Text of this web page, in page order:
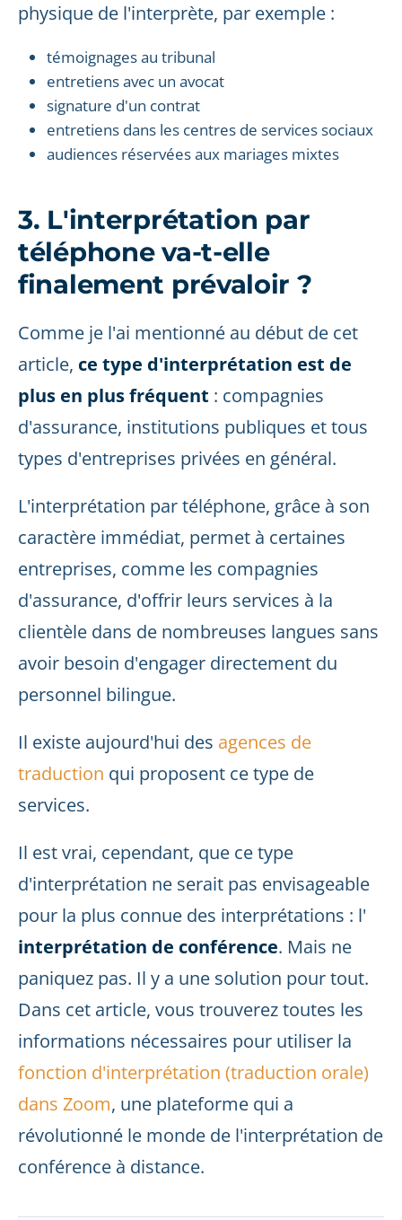
physique de l'interprète, par exemple :
témoignages au tribunal
entretiens avec un avocat
signature d'un contrat
entretiens dans les centres de services sociaux
audiences réservées aux mariages mixtes
3. L'interprétation par
téléphone va-t-elle
finalement prévaloir ?
Comme je l'ai mentionné au début de cet
article, ce type d'interprétation est de
plus en plus fréquent : compagnies
d'assurance, institutions publiques et tous
types d'entreprises privées en général.
L'interprétation par téléphone, grâce à son
caractère immédiat, permet à certaines
entreprises, comme les compagnies
d'assurance, d'offrir leurs services à la
clientèle dans de nombreuses langues sans
avoir besoin d'engager directement du
personnel bilingue.
Il existe aujourd'hui des agences de
traduction qui proposent ce type de
services.
Il est vrai, cependant, que ce type
d'interprétation ne serait pas envisageable
pour la plus connue des interprétations : l'
interprétation de conférence. Mais ne
paniquez pas. Il y a une solution pour tout.
Dans cet article, vous trouverez toutes les
informations nécessaires pour utiliser la
fonction d'interprétation (traduction orale)
dans Zoom, une plateforme qui a
révolutionné le monde de l'interprétation de
conférence à distance.